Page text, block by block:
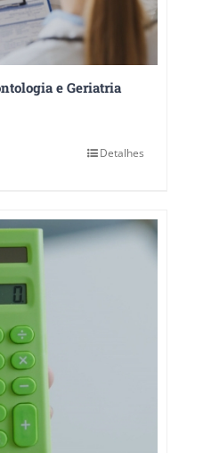
e Geriatria
Detalhes